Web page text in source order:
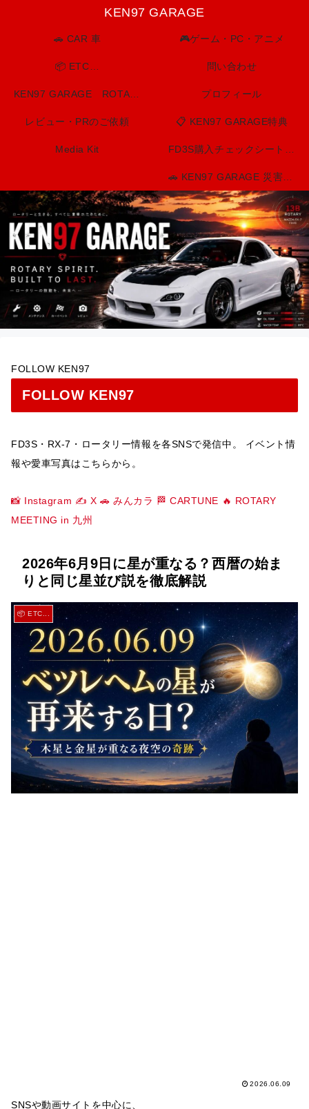
KEN97 GARAGE
🚗 CAR 車 🎮ゲーム・PC・アニメ
📦 ETC… 問い合わせ
プロフィール
レビュー・PRのご依頼 📋 KEN97 GARAGE特典
Media Kit
FOLLOW KEN97
FOLLOW KEN97
FD3S・RX-7・ロータリー情報を各SNSで発信中。 イベント情
報や愛車写真はこちらから。
📸 Instagram ✍️ X 🚗 みんカラ 🏁 CARTUNE 🔥 ROTARY
MEETING in 九州
2026年6月9日に星が重なる？西暦の始ま
りと同じ星並び説を徹底解説
📦 ETC...
2026.06.09
SNSや動画サイトを中心に、